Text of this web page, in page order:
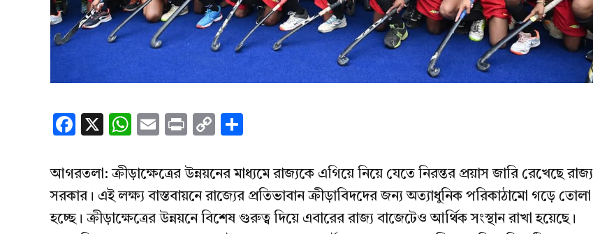
Facebook
X WhatsApp
EmailPrintCopy
আগরতলা: ক্রীড়াক্ষেত্রের উন্নয়নের মাধ্যমে রাজ্যকে এগিয়ে নিয়ে যেতে নিরন্তর প্রয়াস জারি রেখেছে রাজ্য
সরকার। এই লক্ষ্য বাস্তবায়নে রাজ্যের প্রতিভাবান ক্রীড়াবিদদের জন্য অত্যাধুনিক পরিকাঠামো গড়ে তোলা
হচ্ছে। ক্রীড়াক্ষেত্রের উন্নয়নে বিশেষ গুরুত্ব দিয়ে এবারের রাজ্য বাজেটেও আর্থিক সংস্থান রাখা হয়েছে।